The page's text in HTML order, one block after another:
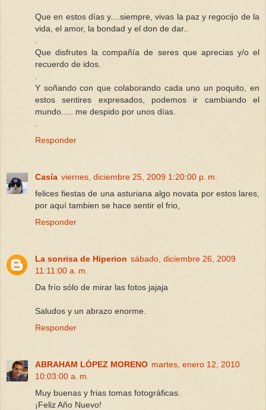
Que en estos días y....siempre, vivas la paz y regocijo de la
vida, el amor, la bondad y el don de dar..
Que disfrutes la compañía de seres que aprecias y/o el
recuerdo de idos.
Y soñando con que colaborando cada uno un poquito, en
estos sentires expresados, podemos ir cambiando el
mundo..... me despido por unos días.
Responder
Casía viernes, diciembre 25, 2009 1:20:00 p. m.
felices fiestas de una asturiana algo novata por estos lares,
por aquí tambien se hace sentir el frio,
Responder
La sonrisa de Hiperion sábado, diciembre 26, 2009
11:11:00 a. m.
Da frío sólo de mirar las fotos jajaja
Saludos y un abrazo enorme.
Responder
ABRAHAM LÓPEZ MORENO martes, enero 12, 2010
10:03:00 a. m.
Muy buenas y frias tomas fotográficas.
¡Feliz Año Nuevo!